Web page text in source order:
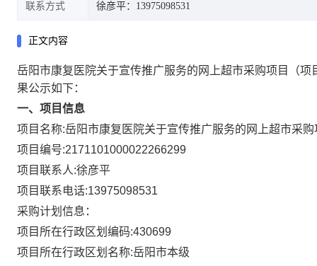
联系方式 徐彦平：13975098531
正文内容
岳阳市康复医院关于宣传推广服务的网上超市采购项目
（
果公示如下：
一、项目信息
项目名称:岳阳市康复医院关于宣传推广服务的网上超市采购
项目编号:2171101000022266299
项目联系人:徐彦平
项目联系电话:13975098531
采购计划信息：
项目所在行政区划编码:430699
项目所在行政区划名称:岳阳市本级